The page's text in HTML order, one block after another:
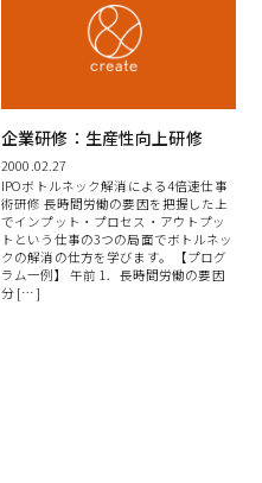
企業研修：生産性向上研修
2000.02.27
IPOボトルネック解消による4倍速仕事
術研修 長時間労働の要因を把握した上
でインプット・プロセス・アウトプッ
トという仕事の3つの局面でボトルネッ
クの解消の仕方を学びます。 【プログ
ラム一例】 午前 1．長時間労働の要因
分 […]